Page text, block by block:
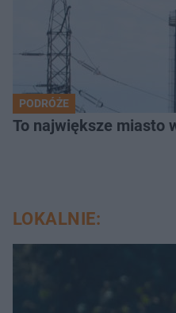
PODRÓŻE
To największe miasto
LOKALNIE: